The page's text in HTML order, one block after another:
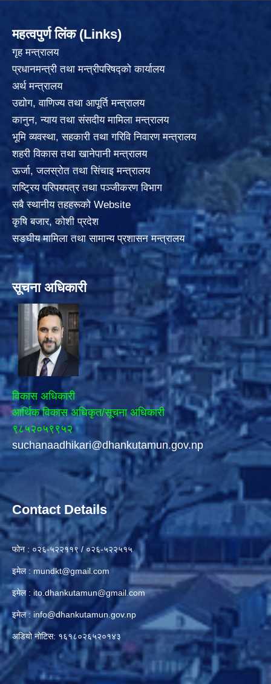
महत्वपुर्ण लिंक (Links)
गृह मन्त्रालय
प्रधानमन्त्री तथा मन्त्रीपरिषद्को कार्यालय
अर्थ मन्त्रालय
उद्योग, वाणिज्य तथा आपूर्ति मन्त्रालय
कानुन, न्याय तथा संसदीय मामिला मन्त्रालय
भूमि व्यवस्था, सहकारी तथा गरिवि निवारण मन्त्रालय
शहरी विकास तथा खानेपानी मन्त्रालय
ऊर्जा, जलस्रोत तथा सिंचाइ मन्त्रालय
राष्ट्रिय परिपयपत्र तथा पञ्जीकरण विभाग
सबै स्थानीय तहहरूको Website
कृषि बजार, कोशी प्रदेश
सङघीय मामिला तथा सामान्य प्रशासन मन्त्रालय
सूचना अधिकारी
विकास अधिकारी
आर्थिक विकास अधिकृत/सूचना अधिकारी
९८५२०५९९५२
suchanaadhikari@dhankutamun.gov.np
Contact Details
फोन : ०२६-५२२११९ / ०२६-५२२५१५
इमेल : mundkt@gmail.com
इमेल : ito.dhankutamun@gmail.com
इमेल : info@dhankutamun.gov.np
अडियो नोटिस: १६१८०२६५२०१४३